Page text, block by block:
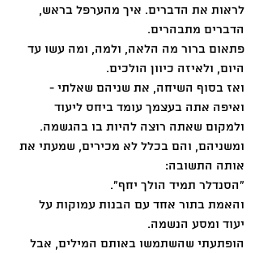
לראות את הדברים. איך מהערפל בראש,
הדברים מתבהרים.
פתאום ברור מה הלאה, ולמה, ומה עשו עד
היום, ולאיזה כיוון הולכים.
ואז בסוף השיחה, את שניהם שאלתי -
ואיפה אתה בעצמך עומד ביחס ליעוד
ולמקום שאתה רוצה להיות בו בהגשמה.
ומשניהם, והם בכלל לא מכירים, שמעתי את
אותה התשובה:
"הסנדלר תמיד הולך יחף".
והאמת בתור אחד עם הבנות עמוקות על
יעוד ומסע הנשמה.
הופתעתי שהשתמשו באותם המילים, אבל